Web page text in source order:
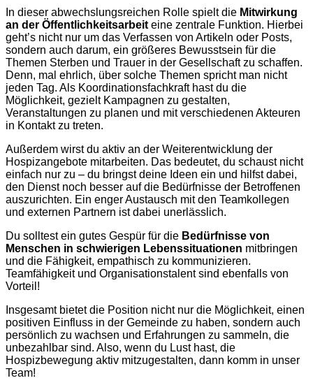
In dieser abwechslungsreichen Rolle spielt die Mitwirkung
an der Öffentlichkeitsarbeit eine zentrale Funktion. Hierbei
geht’s nicht nur um das Verfassen von Artikeln oder Posts,
sondern auch darum, ein größeres Bewusstsein für die
Themen Sterben und Trauer in der Gesellschaft zu schaffen.
Denn, mal ehrlich, über solche Themen spricht man nicht
jeden Tag. Als Koordinationsfachkraft hast du die
Möglichkeit, gezielt Kampagnen zu gestalten,
Veranstaltungen zu planen und mit verschiedenen Akteuren
in Kontakt zu treten.
Außerdem wirst du aktiv an der Weiterentwicklung der
Hospizangebote mitarbeiten. Das bedeutet, du schaust nicht
einfach nur zu – du bringst deine Ideen ein und hilfst dabei,
den Dienst noch besser auf die Bedürfnisse der Betroffenen
auszurichten. Ein enger Austausch mit den Teamkollegen
und externen Partnern ist dabei unerlässlich.
Du solltest ein gutes Gespür für die Bedürfnisse von
Menschen in schwierigen Lebenssituationen mitbringen
und die Fähigkeit, empathisch zu kommunizieren.
Teamfähigkeit und Organisationstalent sind ebenfalls von
Vorteil!
Insgesamt bietet die Position nicht nur die Möglichkeit, einen
positiven Einfluss in der Gemeinde zu haben, sondern auch
persönlich zu wachsen und Erfahrungen zu sammeln, die
unbezahlbar sind. Also, wenn du Lust hast, die
Hospizbewegung aktiv mitzugestalten, dann komm in unser
Team!